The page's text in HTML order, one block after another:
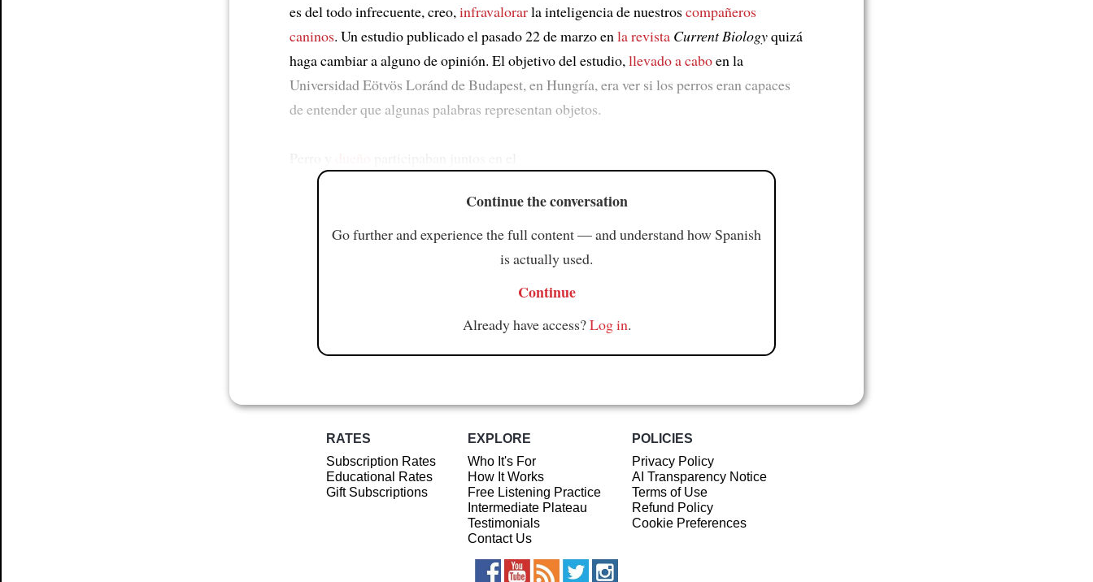
es del todo infrecuente, creo, infravalorarla inteligencia de nuestroscompañeros
caninos. Un estudio publicado el pasado 22 de marzo en la revista Current Biologyquizá
haga cambiar a alguno de opinión. El objetivo del estudio, llevado a caboen la
Universidad Eötvös Loránd de Budapest, en Hungría, era ver si los perros eran capaces
de entender que algunas palabras representan objetos.
Continue the conversation
Go further and experience the full content — and understand how Spanish
is actually used.
Continue
Already have access?Log in.
RATES
Subscription Rates
Educational Rates
Gift Subscriptions
EXPLORE
Who It's For
How It Works
Free Listening Practice
Intermediate Plateau
Testimonials
Contact Us
POLICIES
Privacy Policy
AI Transparency Notice
Terms of Use
Refund Policy
Cookie Preferences